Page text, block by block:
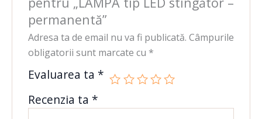
permanentă”
Adresa ta de email nu va fi publicată. Câmpurile
obligatorii sunt marcate cu *
Evaluarea ta *
Recenzia ta *